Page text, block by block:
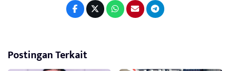
Postingan Terkait